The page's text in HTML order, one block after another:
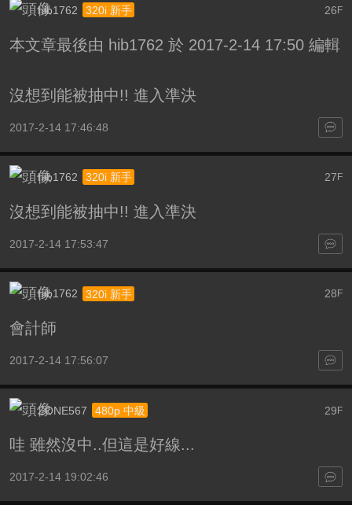
26 F
hib1762 320i 新手
本文章最後由 hib1762 於 2017-2-14 17:50 編輯
沒想到能被抽中!! 進入準決
2017-2-14 17:46:48
27 F
hib1762 320i 新手
沒想到能被抽中!! 進入準決
2017-2-14 17:53:47
28 F
hib1762 320i 新手
會計師
2017-2-14 17:56:07
29F
ZONE567 480p 中級
哇 雖然沒中..但這是好線...
2017-2-14 19:02:46